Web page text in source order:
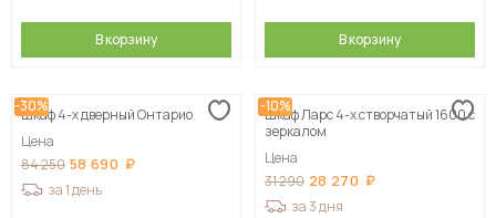
В корзину В корзину
-30%
Шкаф 4-х дверный Онтарио
Цена
84 250 58 690
за 1 день
-10%
Шкаф Ларс 4-х створчатый 1600 с
зеркалом
Цена
31 290 28 270
за 3 дня